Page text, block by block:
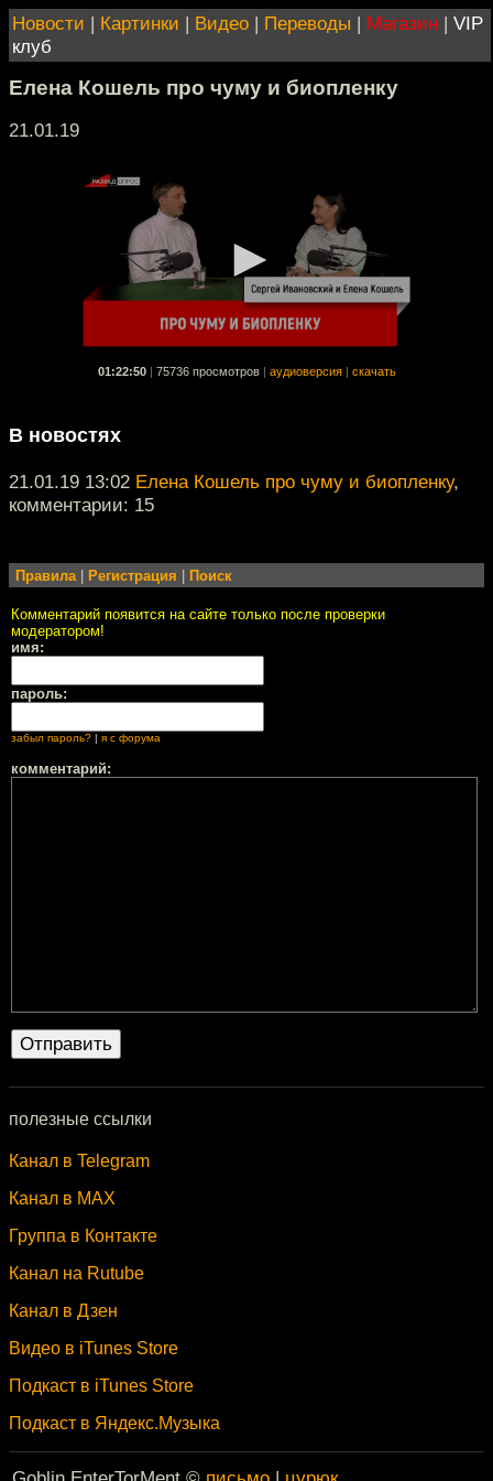
Новости | Картинки | Видео | Переводы | Магазин | VIP
клуб
Елена Кошель про чуму и биопленку
21.01.19
01:22:50 75736 просмотров аудиоверсия скачать
В новостях
21.01.19 13:02 Елена Кошель про чуму и биопленку,
комментарии: 15
Правила| Регистрация Поиск
Комментарий появится на сайте только после проверки
модератором!
имя:
пароль:
забыл пароль? я с форума
комментарий:
полезные ссылки
Канал в Telegram
Канал в MAX
Группа в Контакте
Канал на Rutube
Канал в Дзен
Видео в iTunes Store
Подкаст в iTunes Store
Подкаст в Яндекс.Музыка